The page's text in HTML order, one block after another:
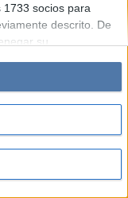
socios para
descrito. De
su
consentimiento.
de sus datos
pero usted
Sus
en cualquier